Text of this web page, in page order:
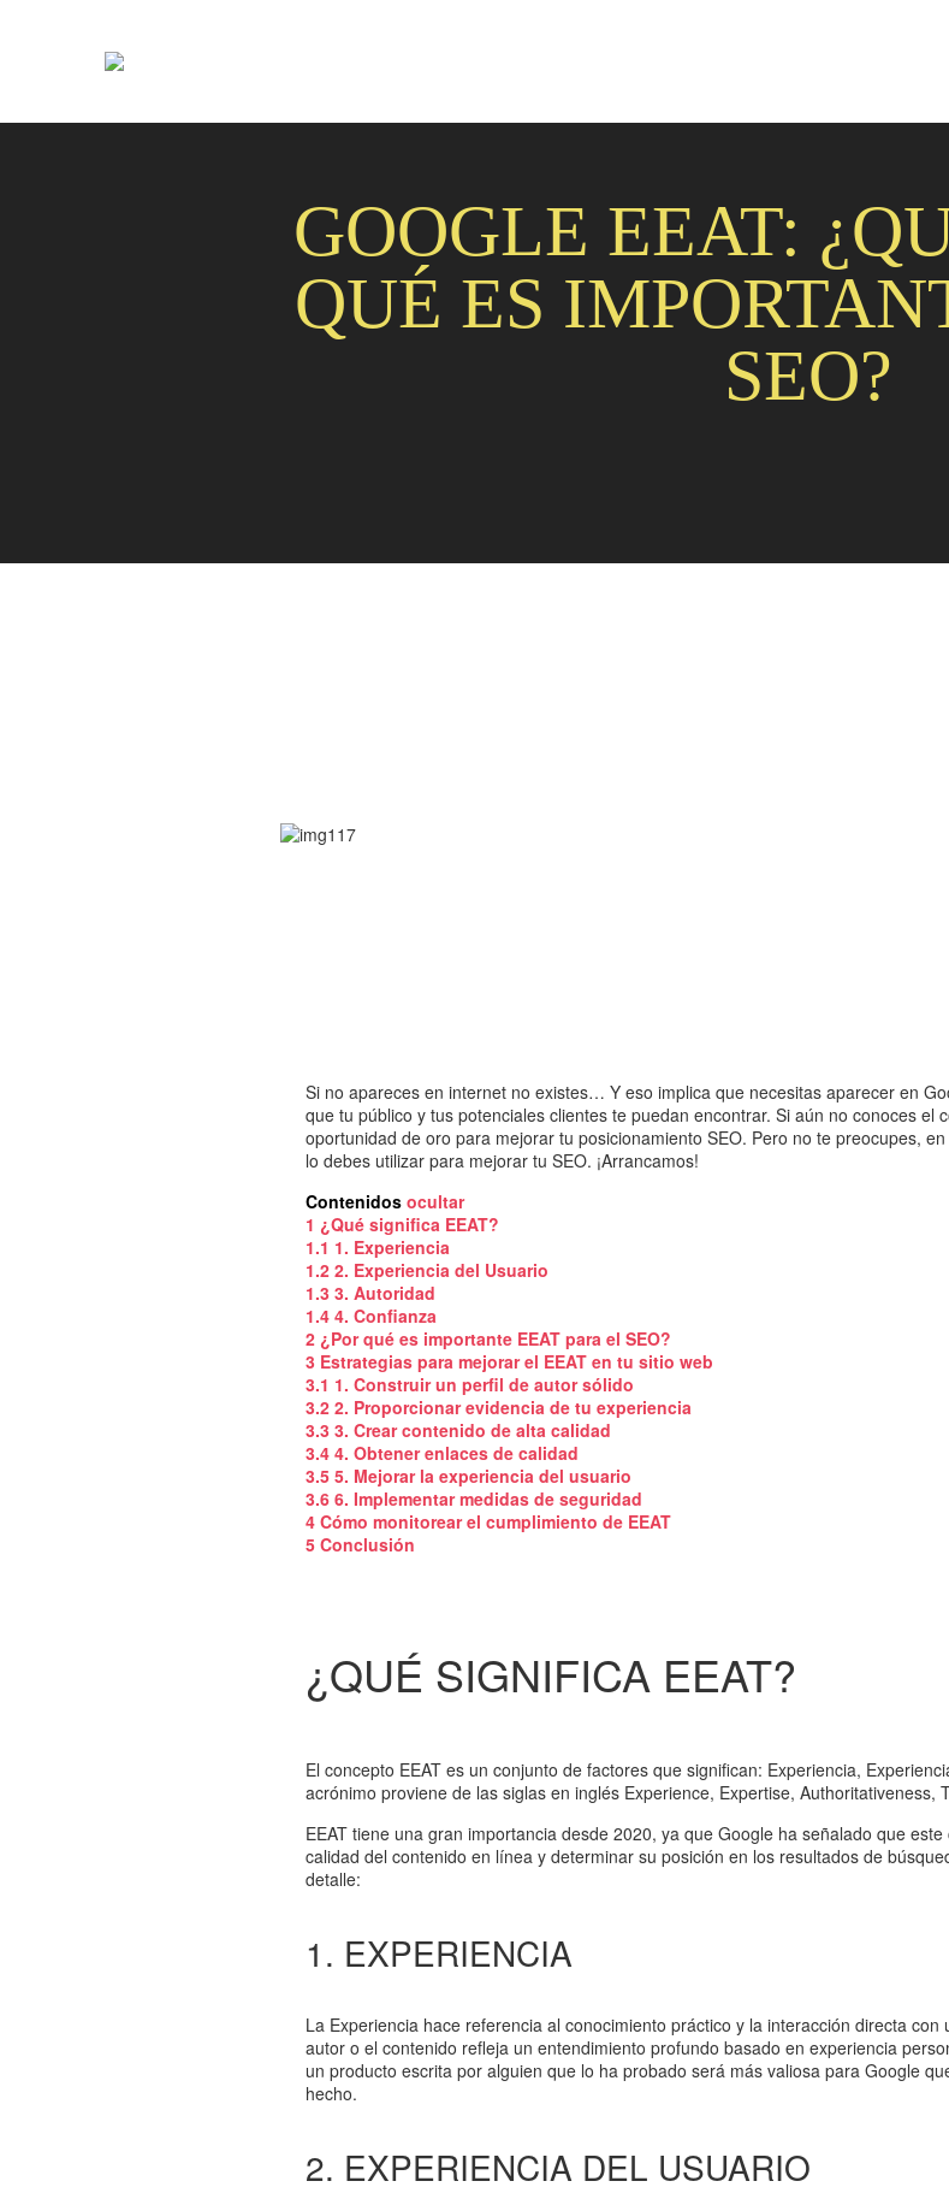
GOOGLE EEAT:
QUÉ ES
SEO?
Si no apareces en internet no existes… Y eso implica que necesitas aparecer en
que tu público y tus potenciales clientes te puedan encontrar. Si aún no conoces el
oportunidad de oro para mejorar tu posicionamiento SEO. Pero no te preocupes,
lo debes utilizar para mejorar tu SEO. ¡Arrancamos!
Contenidos ocultar
1 ¿Qué significa EEAT?
1.1 1. Experiencia
1.2 2. Experiencia del Usuario
1.3 3. Autoridad
1.4 4. Confianza
2 ¿Por qué es importante EEAT para el SEO?
3 Estrategias para mejorar el EEAT en tu sitio web
3.1 1. Construir un perfil de autor sólido
3.2 2. Proporcionar evidencia de tu experiencia
3.3 3. Crear contenido de alta calidad
3.4 4. Obtener enlaces de calidad
3.5 5. Mejorar la experiencia del usuario
3.6 6. Implementar medidas de seguridad
4 Cómo monitorear el cumplimiento de EEAT
5 Conclusión
¿QUÉ SIGNIFICA EEAT?
El concepto EEAT es un conjunto de factores que significan: Experiencia,
acrónimo proviene de las siglas en inglés Experience, Expertise, Authoritativeness,
EEAT tiene una gran importancia desde 2020, ya que Google ha señalado que
calidad del contenido en línea y determinar su posición en los resultados de
detalle:
1. EXPERIENCIA
La Experiencia hace referencia al conocimiento práctico y la interacción directa
autor o el contenido refleja un entendimiento profundo basado en experiencia
un producto escrita por alguien que lo ha probado será más valiosa para Google
hecho.
2. EXPERIENCIA DEL USUARIO